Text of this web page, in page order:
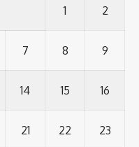
1 2
7 8 9
14 15 16
21 22 23